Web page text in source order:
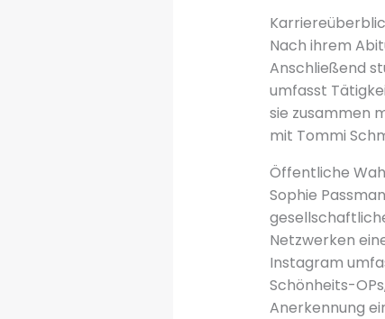
Nach ihrem
Anschließend
umfasst
sie zusammen
mit Tommi
Öffentliche
Sophie
Netzwerken
Instagram
Schönheits-
Anerkennung